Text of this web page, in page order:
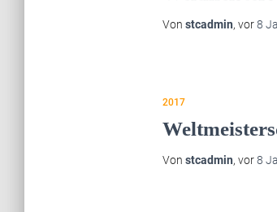
Von stcadmin, vor8
2017
Von stcadmin, vor8